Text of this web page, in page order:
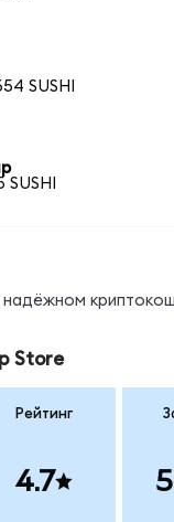
SUSHI
Store
Рейтинг
4.7